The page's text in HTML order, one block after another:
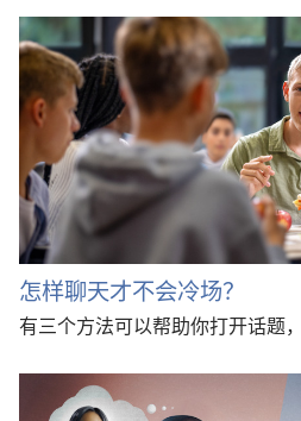
怎样聊天才不会冷场？
有三个方法可以帮助你打开话题